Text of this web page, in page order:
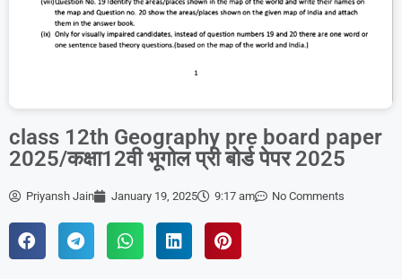
class 12th Geography pre board paper
2025/कक्षा12वी भूगोल प्री बोर्ड पेपर 2025
Priyansh Jain January 19, 2025 9:17 am No Comments